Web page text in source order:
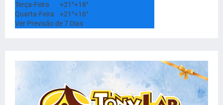
Terça-Feira
+21°+18°
Quarta-Feira
+21°+16°
Ver Previsão de 7 Dias